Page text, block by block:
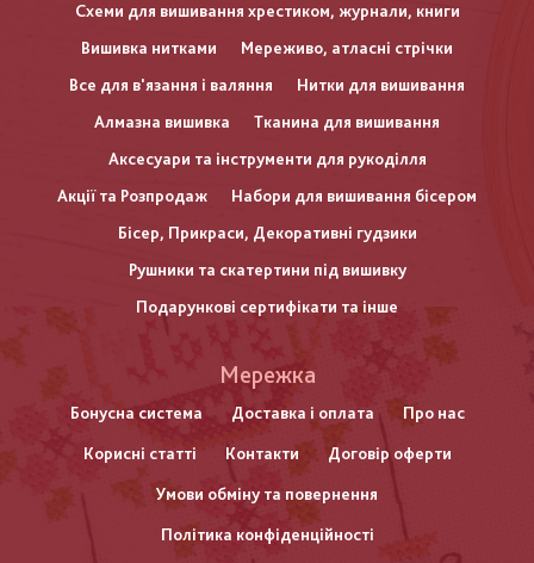
Схеми для вишивання хрестиком, журнали, книги
Вишивка нитками
Мереживо, атласні стрічки
Все для в'язання і валяння
Нитки для вишивання
Алмазна вишивка
Тканина для вишивання
Аксесуари та інструменти для рукоділля
Акції та Розпродаж
Набори для вишивання бісером
Бісер, Прикраси, Декоративні гудзики
Рушники та скатертини під вишивку
Подарункові сертифікати та інше
нижнього
колонтитулу
Мережка
Бонусна система Доставка і оплата Про нас
Корисні статті Контакти Договір оферти
Умови обміну та повернення
Політика конфіденційності